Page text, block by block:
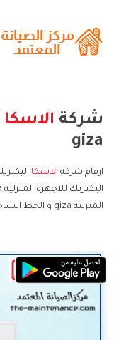
شركة الاسكا
giza
ارقام شركة الاسكا
المنزلية giza و الخط الساخن شركة الاسكا اليكتريك للاجهزة المنزلية giza.